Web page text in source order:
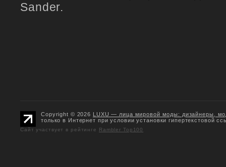
Sander.
Copyright © 2026 LUXU — лица мировой моды: дизайнеры,
только в Интернет при условии установки гипертекстовой
Сайт участвует в рейтинге Rambler Top100